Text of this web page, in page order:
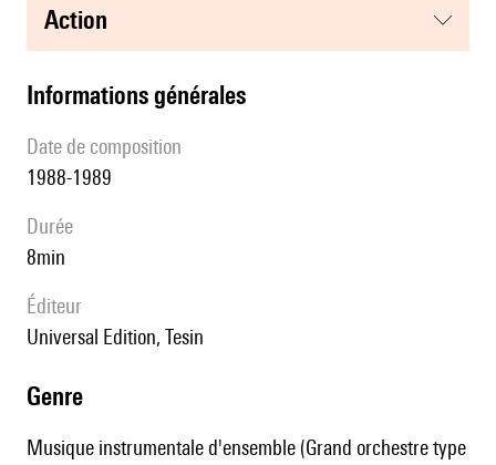
action
informations générales
date de composition
1988-1989
durée
8min
éditeur
Universal Edition, Tesin
genre
Musique instrumentale d'ensemble (Grand orchestre type